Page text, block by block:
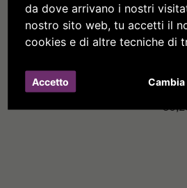
da dove arrivano i nostri
nostro sito web, tu accetti il
cookies e di altre tecniche di
Accetto
Klosterbitter
19,60 €